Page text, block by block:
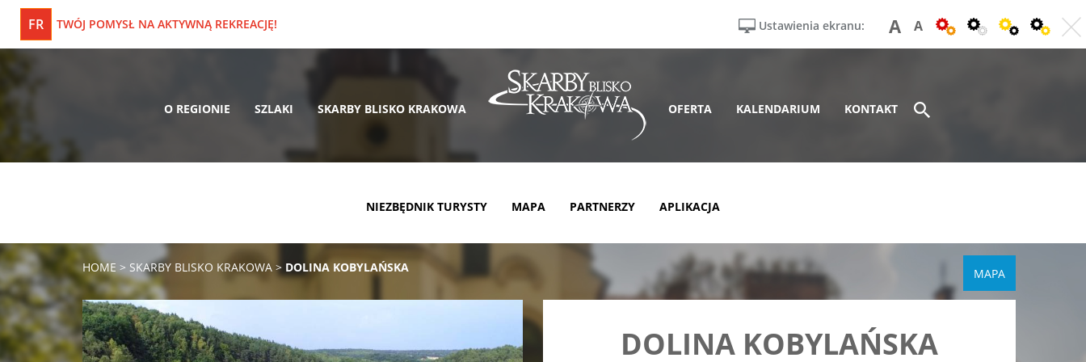
FR TWÓJ POMYSŁ NA AKTYWNĄ REKREACJĘ! Ustawienia ekranu: A A
O REGIONIE SZLAKI SKARBY BLISKO KRAKOWA OFERTA KALENDARIUM KONTAKT
NIEZBĘDNIK TURYSTY MAPA PARTNERZY APLIKACJA
HOME > SKARBY BLISKO KRAKOWA > DOLINA KOBYLAŃSKA MAPA
DOLINA KOBYLAŃSKA